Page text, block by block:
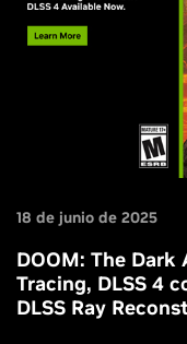
18 de junio de 2025
DOOM: The Dark
Tracing, DLSS 4
DLSS Ray